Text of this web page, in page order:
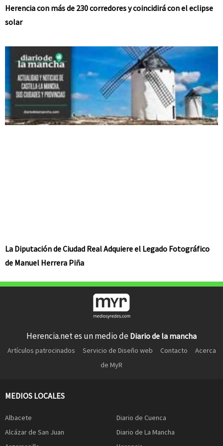
Herencia con más de 230 corredores y coincidirá con el eclipse
solar
La Diputación de Ciudad Real Adquiere el Legado Fotográfico
de Manuel Herrera Piña
Herencia.net es un medio de Diario de la mancha
Artículos patrocinados Servicio de Diseño web Contacto
Acerca
de MyR
MEDIOS LOCALES
Albacete
Alcázar de San Juan
Diario de Cuenca
Diario de La Mancha